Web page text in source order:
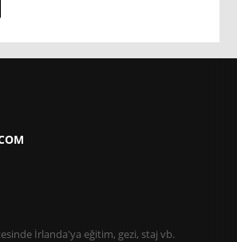
İrlanda'ya eğitim, gezi, staj vb.